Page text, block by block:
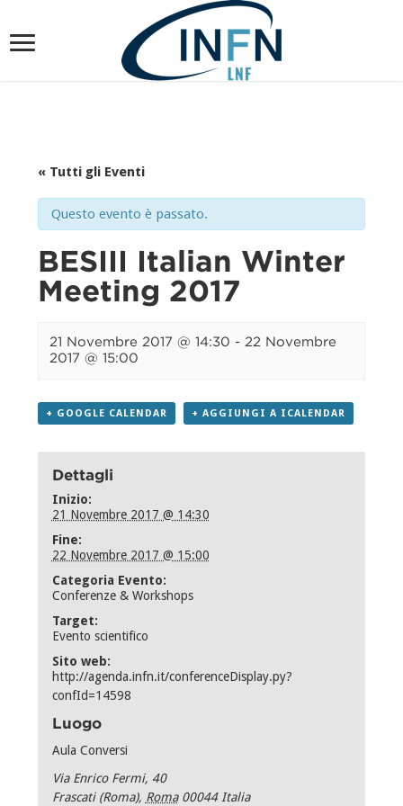
« Tutti gli Eventi
Questo evento è passato.
BESIII Italian Winter
Meeting 2017
21 Novembre 2017 @ 14:30 -22 Novembre
2017 @ 15:00
+ GOOGLE CALENDAR + AGGIUNGI A ICALENDAR
Dettagli
Inizio:
21 Novembre 2017 @ 14:30
Fine:
22 Novembre 2017 @ 15:00
Categoria Evento:
Conferenze & Workshops
Target:
Evento scientifico
Sito web:
http://agenda.infn.it/conferenceDisplay.py?
confId=14598
Luogo
Aula Conversi
Via Enrico Fermi, 40
Frascati (Roma), Roma 00044 Italia